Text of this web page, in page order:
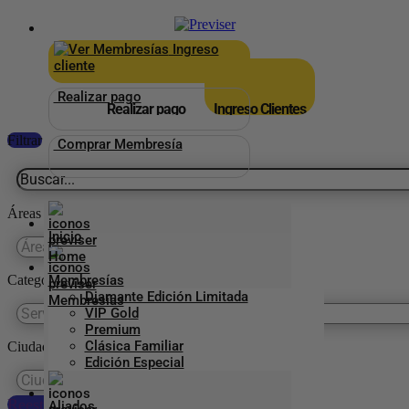
Ingreso
cliente
Realizar pago
Comprar Membresía
Inicio
Membresías
Diamante Edición Limitada
VIP Gold
Premium
Clásica Familiar
Edición Especial
Realizar pago Ingreso Clientes
Filtrar
Áreas
Categorías Previser
Ciudades
Reestablecer preferencias